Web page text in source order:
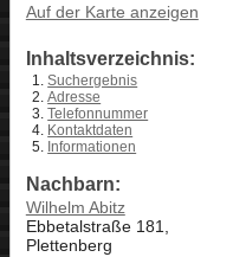
Auf der Karte anzeigen
Inhaltsverzeichnis:
Suchergebnis
Adresse
Telefonnummer
Kontaktdaten
Informationen
Nachbarn:
Wilhelm Abitz
Ebbetalstraße 181,
Plettenberg